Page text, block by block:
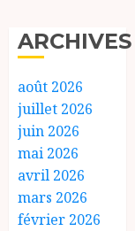
ARCHIVES
août 2026
juillet 2026
juin 2026
mai 2026
avril 2026
mars 2026
février 2026